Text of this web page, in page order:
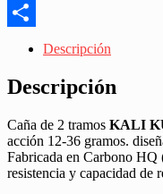
Messenger
Descripción
Descripción
Caña de 2 tramos KALI
acción 12-36 gramos.
Fabricada en Carbono HQ
resistencia y capacidad de